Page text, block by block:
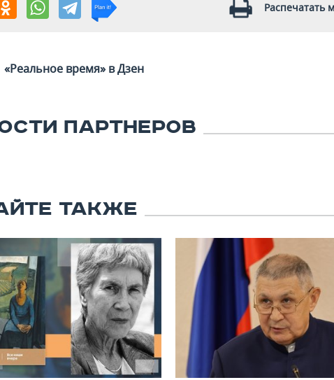
Распечатать
«Реальное время» в Дзен
ПАРТНЕРОВ
ТАКЖЕ